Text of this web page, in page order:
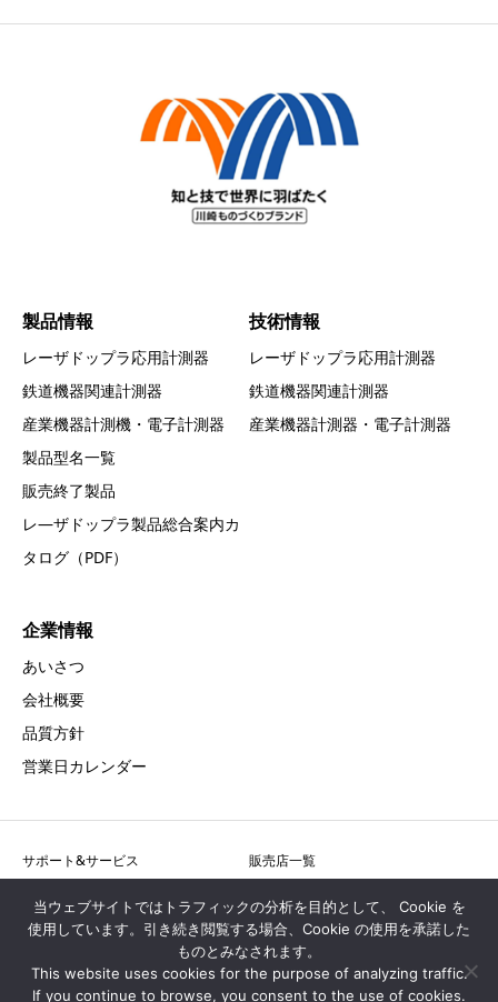
製品情報
レーザドップラ応用計測器
鉄道機器関連計測器
産業機器計測機・電子計測器
製品型名一覧
販売終了製品
レ―ザドップラ製品総合案内カ
タログ（PDF）
技術情報
レーザドップラ応用計測器
鉄道機器関連計測器
産業機器計測器・電子計測器
企業情報
あいさつ
会社概要
品質方針
営業日カレンダー
サポート&サービス
販売店一覧
採用情報
お問合せ
アクセス
プライバシーポリシー
サイトマップ
当ウェブサイトではトラフィックの分析を目的として、 Cookie を
使用しています。引き続き閲覧する場合、Cookie の使用を承諾した
ものとみなされます。
This website uses cookies for the purpose of analyzing traffic.
If you continue to browse, you consent to the use of cookies.